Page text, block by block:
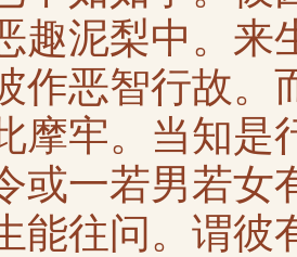
趣泥梨中。来
作恶智行故。
摩牢。当知是
或一若男若女
能往问。谓彼